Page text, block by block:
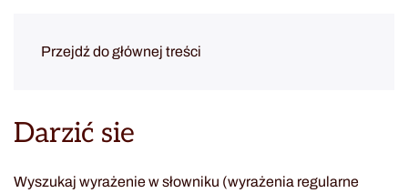
Przejdź do głównej treści
Darzić sie
Wyszukaj wyrażenie w słowniku (wyrażenia regularne